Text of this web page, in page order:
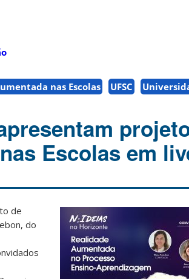
nas Escolas UFSC
Escolas em
de
do